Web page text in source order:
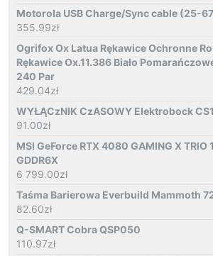
Motorola USB Charge/Sync cable (25-
355.99zł
Ogrifox Ox Latua Rękawice Ochronne
Rękawice Ox.11.386 Biało
240 Par
429.04zł
WYŁĄCzNIK CzASOWY Elektrobock
91.00zł
MSI GeForce RTX 4080 GAMING X TRIO
GDDR6X
6 799.00zł
Taśma Barierowa Everbuild Mammoth
82.60zł
Q-SMART Cobra QSP050
110.97zł